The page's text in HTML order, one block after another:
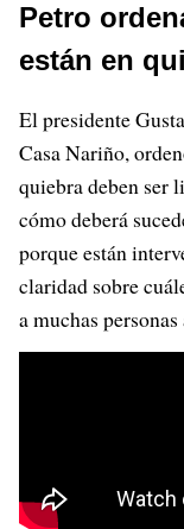
Petro
están en
El presidente
Casa Nariño,
quiebra deben ser
cómo deberá
porque están
claridad sobre
a muchas